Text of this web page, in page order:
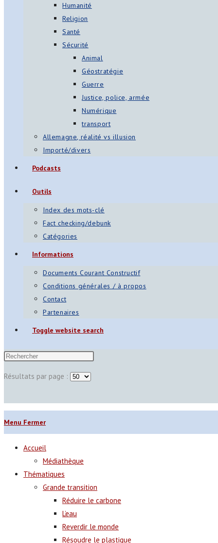
Humanité
Religion
Santé
Sécurité
Animal
Géostratégie
Guerre
Justice, police, armée
Numérique
transport
Allemagne, réalité vs illusion
Importé/divers
Podcasts
Outils
Index des mots-clé
Fact checking/debunk
Catégories
Informations
Documents Courant Constructif
Conditions générales / à propos
Contact
Partenaires
Toggle website search
Résultats par page :
Menu Fermer
Accueil
Médiathèque
Thématiques
Grande transition
Réduire le carbone
L’eau
Reverdir le monde
Résoudre le plastique